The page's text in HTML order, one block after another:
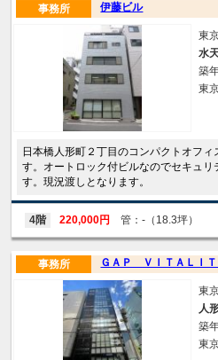
伊藤ビル
事務所
東
水
築
東
日本橋人形町２丁目のコンパクトオフ
す。オートロック付ビルなのでセキュ
す。現況渡しとなります。
4階 220,000円 管：-（18.3坪）
ＧＡＰ ＶＩＴＡＬＩ
事務所
東
人
築
東